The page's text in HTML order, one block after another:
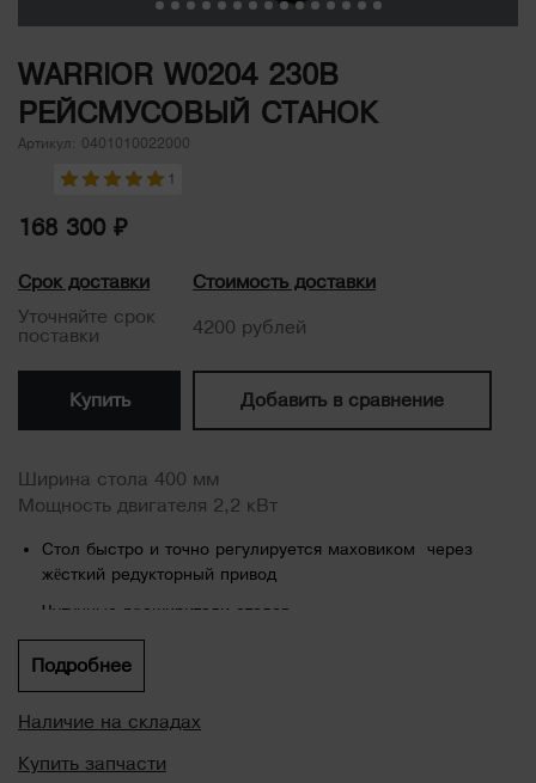
WARRIOR W0204 230В
РЕЙСМУСОВЫЙ СТАНОК
Артикул: 0401010022000
1
168 300 ₽
Срок доставки
Уточняйте срок
поставки
Стоимость доставки
4200 рублей
Купить Добавить в сравнение
Ширина стола 400 мм
Мощность двигателя 2,2 кВт
Стол быстро и точно регулируется маховиком через
жёсткий редукторный привод
Чугунные расширители столов
регулировочные винты для обеспечения простоты и
Подробнее
Наличие на складах
Купить запчасти